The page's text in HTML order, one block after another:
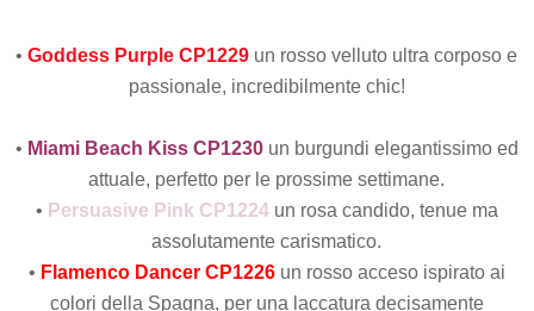
•Goddess Purple CP1229 un rosso velluto ultra corposo e
passionale, incredibilmente chic!
• Miami Beach Kiss CP1230un burgundi elegantissimo ed
attuale, perfetto per le prossime settimane.
• Persuasive Pink CP1224un rosa candido, tenue ma
assolutamente carismatico.
• Flamenco Dancer CP1226un rosso acceso ispirato ai
colori della Spagna, per una laccatura decisamente